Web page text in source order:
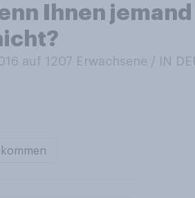
Ihnen
auf 1207 Erwachsene / IN